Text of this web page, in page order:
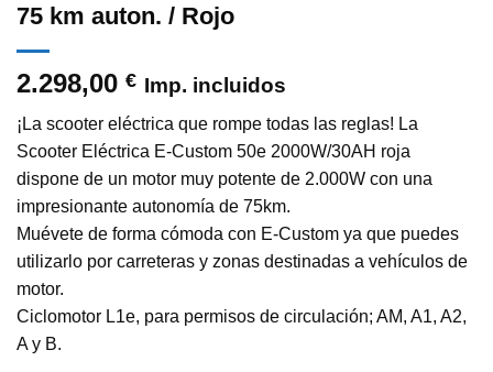
75 km auton. / Rojo
2.298,00 € Imp. incluidos
¡La scooter eléctrica que rompe todas las reglas! La
Scooter Eléctrica E-Custom 50e 2000W/30AH roja
dispone de un motor muy potente de 2.000W con una
impresionante autonomía de 75km.
Muévete de forma cómoda con E-Custom ya que puedes
utilizarlo por carreteras y zonas destinadas a vehículos de
motor.
Ciclomotor L1e, para permisos de circulación; AM, A1, A2,
A y B.